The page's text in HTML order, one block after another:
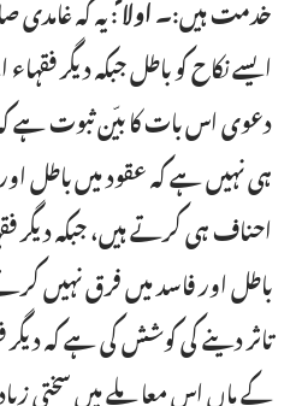
ایسے نکاح کو باطل جبکہ دیگر
دعوی اس بات کا بیّن ثبوت ہے
ہی نہیں ہے کہ عقود میں باطل
احناف ہی کرتے ہیں، جبکہ دیگر
باطل اور فاسد میں فرق نہیں
تاثر دینے کی کوشش کی ہے کہ
کے ہاں اس معاملے میں سختی